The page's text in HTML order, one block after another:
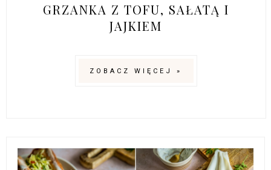
GRZANKA Z TOFU, SAŁATĄ I
JAJKIEM
ZOBACZ WIĘCEJ »